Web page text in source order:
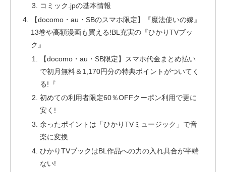
コミック.jpの基本情報
【docomo・au・SBのスマホ限定】『魔法使いの嫁』
13巻や高額漫画も買える!BL充実の『ひかりTVブッ
ク』
【docomo・au・SB限定】スマホ代金まとめ払い
で初月無料＆1,170円分の特典ポイントがついてく
る!『
初めての利用者限定60％OFFクーポン利用で更に
安く!
余ったポイントは「ひかりTVミュージック」で音
楽に変換
ひかりTVブックはBL作品への力の入れ具合が半端
ない!